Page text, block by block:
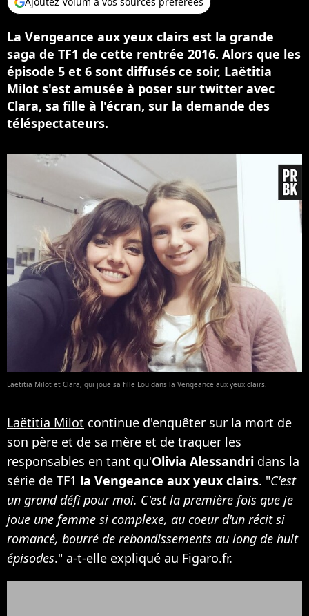
La Vengeance aux yeux clairs est la grande
saga de TF1 de cette rentrée 2016. Alors que les
épisode 5 et 6 sont diffusés ce soir, Laëtitia
Milot s'est amusée à poser sur twitter avec
Clara, sa fille à l'écran, sur la demande des
téléspectateurs.
Laëtitia Milot et Clara, qui joue sa fille Lou dans la Vengeance aux yeux clairs.
Laëtitia Milot continue d'enquêter sur la mort de
son père et de sa mère et de traquer les
responsables en tant qu'Olivia Alessandri dans la
série de TF1 la Vengeance aux yeux clairs. "C'est
un grand défi pour moi. C'est la première fois que je
joue une femme si complexe, au coeur d'un récit si
romancé, bourré de rebondissements au long de huit
épisodes." a-t-elle expliqué au Figaro.fr.